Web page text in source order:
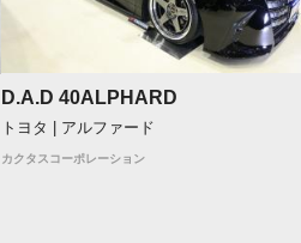
D.A.D 40ALPHARD
トヨタ | アルファード
カクタスコーポレーション